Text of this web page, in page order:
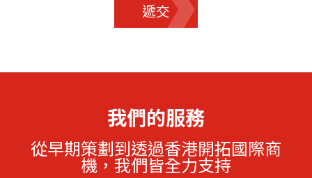
遞交
我們的服務
從早期策劃到透過香港開拓國際商
機，我們皆全力支持